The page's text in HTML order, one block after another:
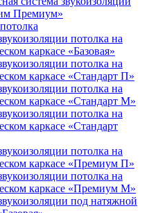
Премиум»
потолка на
каркасе «Базовая»
потолка на
каркасе «Стандарт П»
потолка на
каркасе «Стандарт М»
потолка на
каркасе «Стандарт
потолка на
каркасе «Премиум П»
потолка на
каркасе «Премиум М»
под натяжной